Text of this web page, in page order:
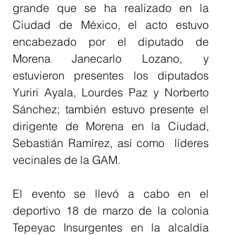
grande que se ha realizado en la
Ciudad de México, el acto estuvo
encabezado por el diputado de
Morena Janecarlo Lozano, y
estuvieron presentes los diputados
Yuriri Ayala, Lourdes Paz y Norberto
Sánchez; también estuvo presente el
dirigente de Morena en la Ciudad,
Sebastián Ramírez, así como  líderes
vecinales de la GAM.
El evento se llevó a cabo en el
deportivo 18 de marzo de la colonia
Tepeyac Insurgentes en la alcaldía